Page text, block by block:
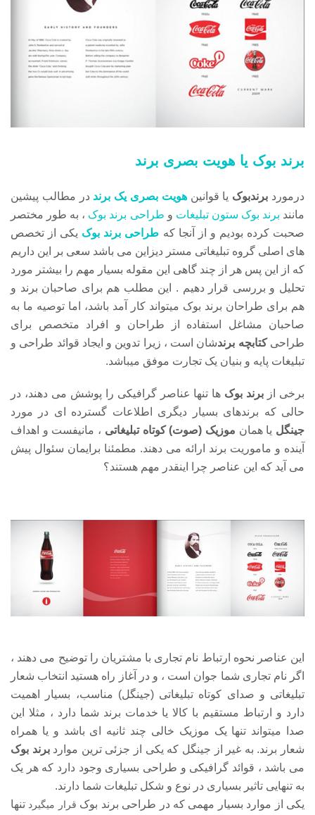
برند بوک یا هویت بصری برند
درمورد برندبوک یا قوانینهویت بصری یک برند در مطالب پیشین
مانند برند بوک ستون تبلیغات و طراحی برند بوک ، به طور مختصر
صحبت کرده بودیم و از آنجا که طراحی برند بوک یکی از تخصص
های اصلی گروه تبلیغاتی مستر دیزاین می باشد سعی بر این داریم
که از این پس هر از چند گاهی این مقوله بسیار مهم را بیشتر مورد
تحلیل و بررسی قرار دهیم . این مطلب هم برای صاحبان برند و
هم برای طراحان برند بوک میتواند کار آمد باشد، اما توصیه ما به
صاحبان مشاغل استفاده از طراحان و افراد متخصص برای
طراحیکتابچه برندشان است ، زیرا تدوین و ایجاد قوائد طراحی و
تبلیغات پایه و بنیان یک تجارت موفق میباشد.
برخی از برند بوک ها تنها عناصر گرافیکی را پوشش می دهند، در
حالی که برندهای بسیار دیگری اطلاعات گسترده ای در مورد
جینگل یا همان موزیک (صوت) کوتاه تبلیغاتی ، مانیفست و اهداف
آینده و ماموریت برند ارائه می دهند. مطمئنا برایمان سئوال پیش
می آید که این عناصر چرا اینقدر مهم هستند؟
این عناصر نحوه ارتباط نام تجاری با مشتریان را توضیح می دهند ،
اگر نام تجاری شما جوان است ، و در آغاز راه هستید انتخاب شعار
تبلیغاتی و صدای کوتاه تبلیغاتی (جینگل) مناسب، بسیار اهمیت
دارد و ارتباط مستقیم با کالا یا خدمات برند شما دارد ، مثلا این
صدا میتواند تنها یک موزیک خالی چند ثانیه ای باشد و یا همراه
شعار برند. به غیر از جینگل که یکی از جزئی ترین مواردبرند بوک
می باشد ، قوائد گرافیکی و طراحی بسیاری وجود دارد که هر یک
به تنهایی تاثیر بسیاری در نوع و شکل تبلیغات شما دارند.
یکی از موارد بسیار مهمی که در طراحی برند بوک قرار میگیرد تنها